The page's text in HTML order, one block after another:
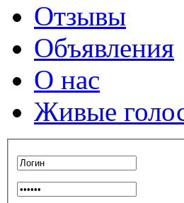
Отзывы
Объявления
О нас
Живые